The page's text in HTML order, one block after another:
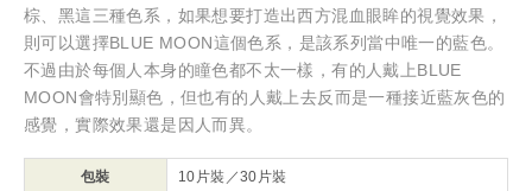
棕、黑這三種色系，如果想要打造出西方混血眼眸的視覺效果，
則可以選擇BLUE MOON這個色系，是該系列當中唯一的藍色。
不過由於每個人本身的瞳色都不太一樣，有的人戴上BLUE
MOON會特別顯色，但也有的人戴上去反而是一種接近藍灰色的
感覺，實際效果還是因人而異。
包裝 10片裝／30片裝